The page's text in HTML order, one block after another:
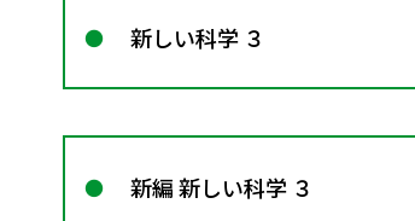
新しい科学 ３
新編 新しい科学 ３